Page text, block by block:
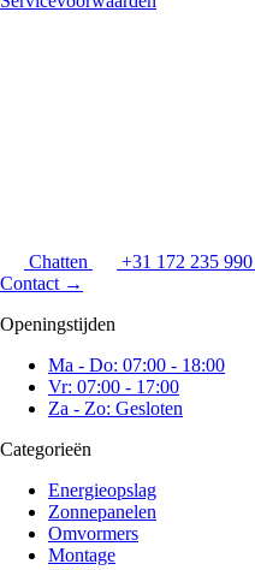
Chatten +31 172 235 990
Contact →
Openingstijden
Ma - Do: 07:00 - 18:00
Vr: 07:00 - 17:00
Za - Zo: Gesloten
Categorieën
Energieopslag
Zonnepanelen
Omvormers
Montage